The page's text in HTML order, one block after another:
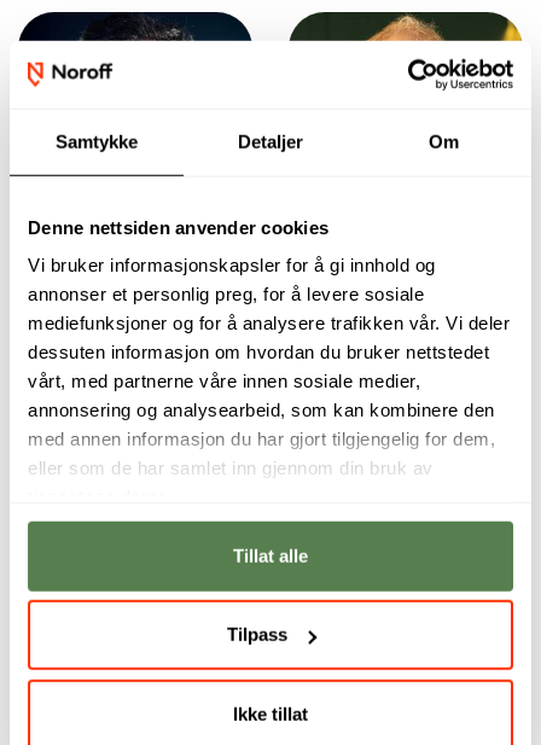
Samtykke Detaljer Om
Denne nettsiden anvender cookies
Vi bruker informasjonskapsler for å gi innhold og
annonser et personlig preg, for å levere sosiale
mediefunksjoner og for å analysere trafikken vår. Vi deler
dessuten informasjon om hvordan du bruker nettstedet
vårt, med partnerne våre innen sosiale medier,
annonsering og analysearbeid, som kan kombinere den
med annen informasjon du har gjort tilgjengelig for dem,
eller som de har samlet inn gjennom din bruk av
Tillat alle
Tilpass
Ikke tillat
Studentene får
innsikt i hele
økosystemet rundt
programvareutvikling,
fra skyinfrastruktur
og scripting til
overvåkning og
sikkerhet, og
Faglærer
Det er høy
etterspørsel etter
DevOps-
spesielt innen
plattform
engineering,
sikkerhet og